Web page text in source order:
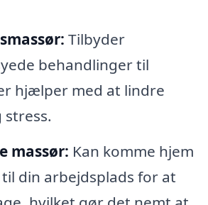
Tilbyder
behandlinger til
hjælper med at lindre
stress.
massør: Kan komme hjem
din arbejdsplads for at